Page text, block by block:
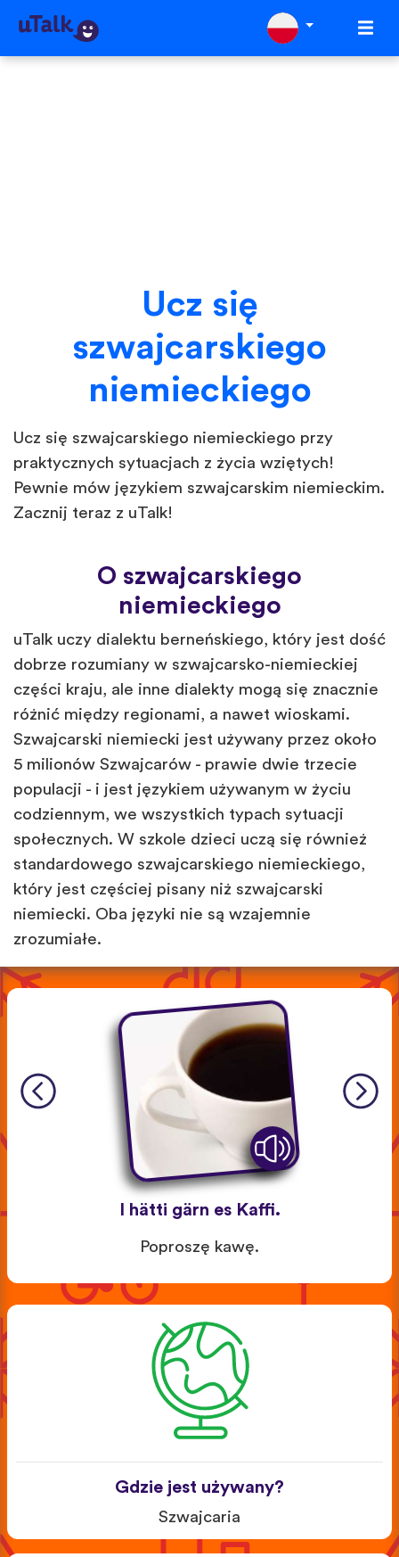
Ucz się
szwajcarskiego
niemieckiego
Ucz się szwajcarskiego niemieckiego przy
praktycznych sytuacjach z życia wziętych!
Pewnie mów językiem szwajcarskim niemieckim.
Zacznij teraz z uTalk!
O szwajcarskiego
niemieckiego
uTalk uczy dialektu berneńskiego, który jest dość
dobrze rozumiany w szwajcarsko-niemieckiej
części kraju, ale inne dialekty mogą się znacznie
różnić między regionami, a nawet wioskami.
Szwajcarski niemiecki jest używany przez około
5 milionów Szwajcarów - prawie dwie trzecie
populacji - i jest językiem używanym w życiu
codziennym, we wszystkich typach sytuacji
społecznych. W szkole dzieci uczą się również
standardowego szwajcarskiego niemieckiego,
który jest częściej pisany niż szwajcarski
niemiecki. Oba języki nie są wzajemnie
zrozumiałe.
I hätti gärn es Kaffi.
Poproszę kawę.
Gdzie jest używany?
Szwajcaria